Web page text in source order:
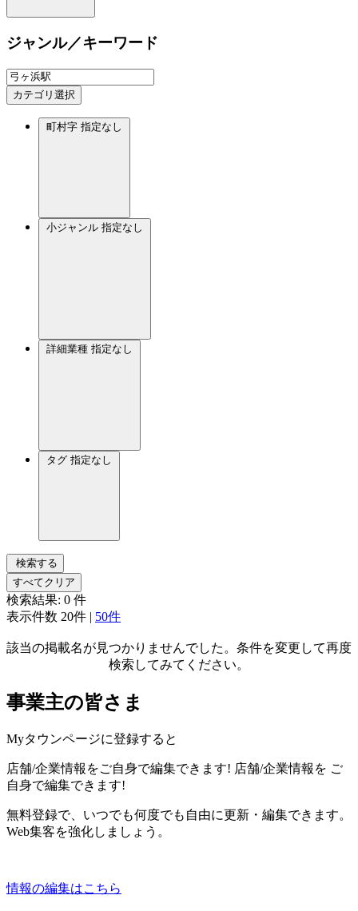
ジャンル／キーワード
カテゴリ選択
町村字 指定なし
小ジャンル 指定なし
詳細業種 指定なし
タグ 指定なし
検索する
すべてクリア
検索結果: 0 件
表示件数 20件 | 50件
該当の掲載名が見つかりませんでした。条件を変更して再度
検索してみてください。
事業主の皆さま
Myタウンページに登録すると
店舗/企業情報をご自身で編集できます! 店舗/企業情報を ご
自身で編集できます!
無料登録で、いつでも何度でも自由に更新・編集できます。
Web集客を強化しましょう。
情報の編集はこちら